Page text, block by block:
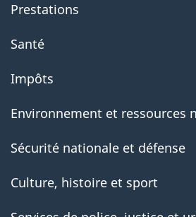
Prestations
Santé
Impôts
Environnement et ressources
Sécurité nationale et défense
Culture, histoire et sport